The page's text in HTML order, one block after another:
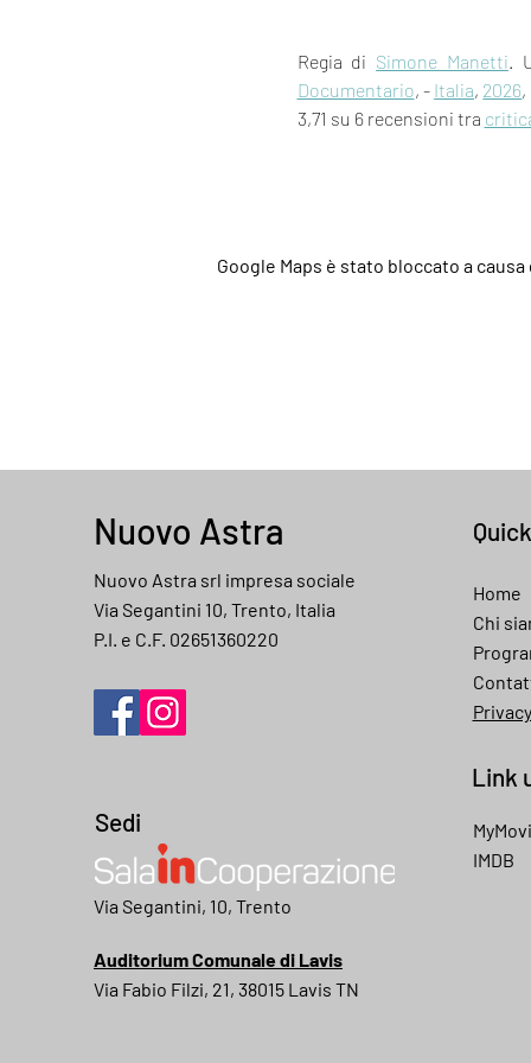
Regia di Simone Manetti .
Documentario, - Italia, 2026,
3,71 su 6 recensioni tra
Google Maps è stato bloccato a
Nuovo Astra
Nuovo Astra srl impresa sociale
Via Segantini 10, Trento, Italia
P.I. e C.F. 02651360220
Sedi
Via Segantini, 10, Trento
Auditorium Comunale di Lavis
Via Fabio Filzi, 21, 38015 Lavis TN
Home
Chi
Privacy
Link
IMDB